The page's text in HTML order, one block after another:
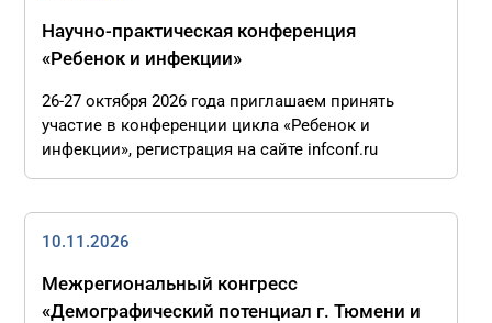
Научно-практическая конференция
«Ребенок и инфекции»
26-27 октября 2026 года приглашаем принять
участие в конференции цикла «Ребенок и
инфекции», регистрация на сайте infconf.ru
10.11.2026
Межрегиональный конгресс
«Демографический потенциал г. Тюмени и